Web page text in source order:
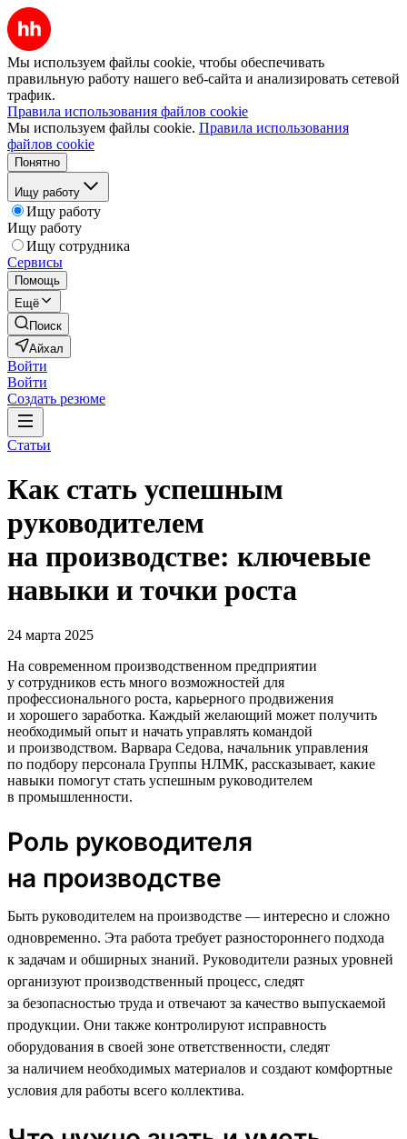
Мы используем файлы cookie, чтобы обеспечивать
правильную работу нашего веб-сайта и анализировать сетевой
трафик.
Правила использования файлов cookie
Мы используем файлы cookie. Правила использования
файлов cookie
Понятно
Ищу работу
Ищу работу
Ищу работу
Ищу сотрудника
Сервисы
Помощь
Ещё
Поиск
Айхал
Войти
Войти
Создать резюме
Статьи
Как стать успешным
руководителем
на производстве: ключевые
навыки и точки роста
24 марта 2025
На современном производственном предприятии
у сотрудников есть много возможностей для
профессионального роста, карьерного продвижения
и хорошего заработка. Каждый желающий может получить
необходимый опыт и начать управлять командой
и производством. Варвара Седова, начальник управления
по подбору персонала Группы НЛМК, рассказывает, какие
навыки помогут стать успешным руководителем
в промышленности.
Роль руководителя
на производстве
Быть руководителем на производстве — интересно и сложно
одновременно. Эта работа требует разностороннего подхода
к задачам и обширных знаний. Руководители разных уровней
организуют производственный процесс, следят
за безопасностью труда и отвечают за качество выпускаемой
продукции. Они также контролируют исправность
оборудования в своей зоне ответственности, следят
за наличием необходимых материалов и создают комфортные
условия для работы всего коллектива.